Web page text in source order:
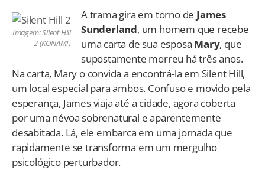
Imagem: Silent Hill
2 (KONAMI)
A trama gira em torno de James
Sunderland, um homem que recebe
uma carta de sua esposa Mary, que
supostamente morreu há três anos.
Na carta, Mary o convida a encontrá-la em Silent Hill,
um local especial para ambos. Confuso e movido pela
esperança, James viaja até a cidade, agora coberta
por uma névoa sobrenatural e aparentemente
desabitada. Lá, ele embarca em uma jornada que
rapidamente se transforma em um mergulho
psicológico perturbador.